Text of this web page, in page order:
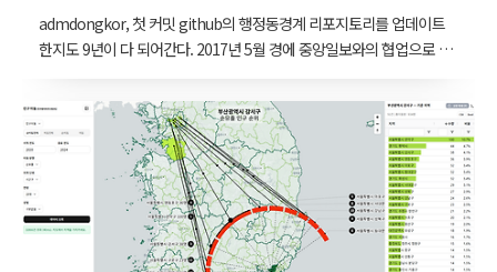
admdongkor, 첫 커밋 github의 행정동경계 리포지토리를 업데이트
한지도 9년이 다 되어간다. 2017년 5월 경에 중앙일보와의 협업으로 대
지도가 필요했다. 요새는 정부 부처 여기저기서 행정동 경계지도를 배
포하고 있는데, 당시로서는 통계청의 sgis가 유일했던 것 같다.그런데
1년에 한 번쯤, 그것도 1년 반~2년 전의 지도를 배포하고 있던 탓에 당
시 선거구로 획정된 행정동 경계와 맞지 않았다. 결국 qgis에서 점들을
수정해가면서 행정구역 변화를 반영하여 2016년 2월 1일 버젼을 만들
었고, 다시 수정해서 2017년 4월 18일 버젼을 만들었다. 그리고 기왕
만든 것, 행정동 지도를 찾는 누군가도 사용하시라 깃헙에 리포를 파..